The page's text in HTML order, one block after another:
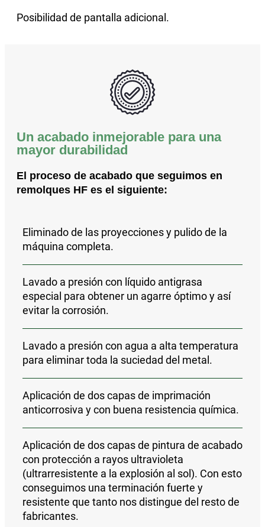
Posibilidad de pantalla adicional.
Un acabado inmejorable para una
mayor durabilidad
El proceso de acabado que seguimos en
remolques HF es el siguiente:
Eliminado de las proyecciones y pulidode la
máquina completa.
Lavado a presión con líquido antigrasa
especial para obtener un agarre óptimo y así
evitar la corrosión.
Lavado a presión con agua a alta temperatura
para eliminar toda la suciedad del metal.
Aplicación de dos capas de imprimación
anticorrosiva y con buena resistencia química.
Aplicación de dos capas de pintura de acabado
con protección a rayos ultravioleta
(ultrarresistente a la explosión al sol). Con esto
conseguimos una terminación fuerte y
resistente que tanto nos distingue del resto de
fabricantes.